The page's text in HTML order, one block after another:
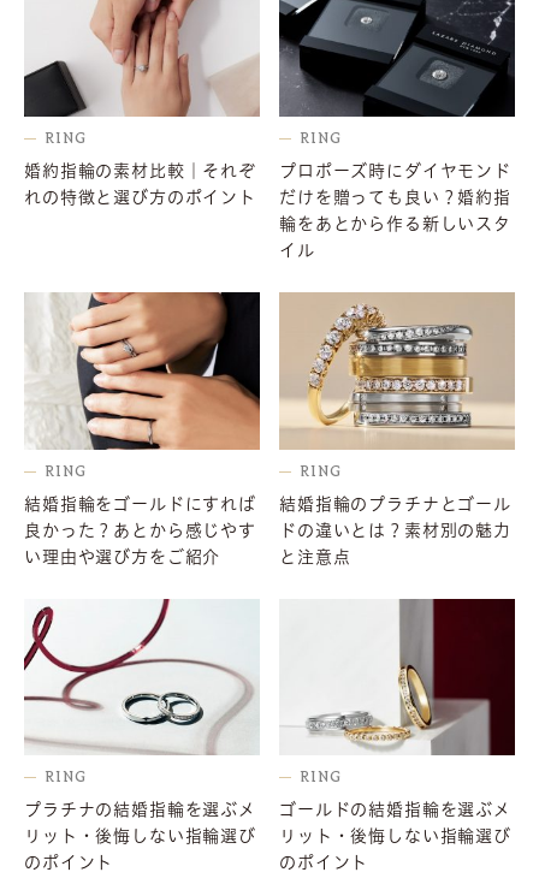
RING
婚約指輪の素材比較｜それぞ
れの特徴と選び方のポイント
RING
プロポーズ時にダイヤモンド
だけを贈っても良い？婚約指
輪をあとから作る新しいスタ
イル
RING
結婚指輪をゴールドにすれば
良かった？あとから感じやす
い理由や選び方をご紹介
RING
結婚指輪のプラチナとゴール
ドの違いとは？素材別の魅力
と注意点
RING
プラチナの結婚指輪を選ぶメ
リット・後悔しない指輪選び
のポイント
RING
ゴールドの結婚指輪を選ぶメ
リット・後悔しない指輪選び
のポイント